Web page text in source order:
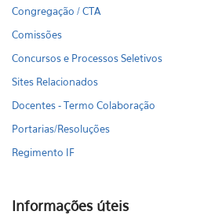
Congregação / CTA
Comissões
Concursos e Processos Seletivos
Sites Relacionados
Docentes - Termo Colaboração
Portarias/Resoluções
Regimento IF
Informações úteis